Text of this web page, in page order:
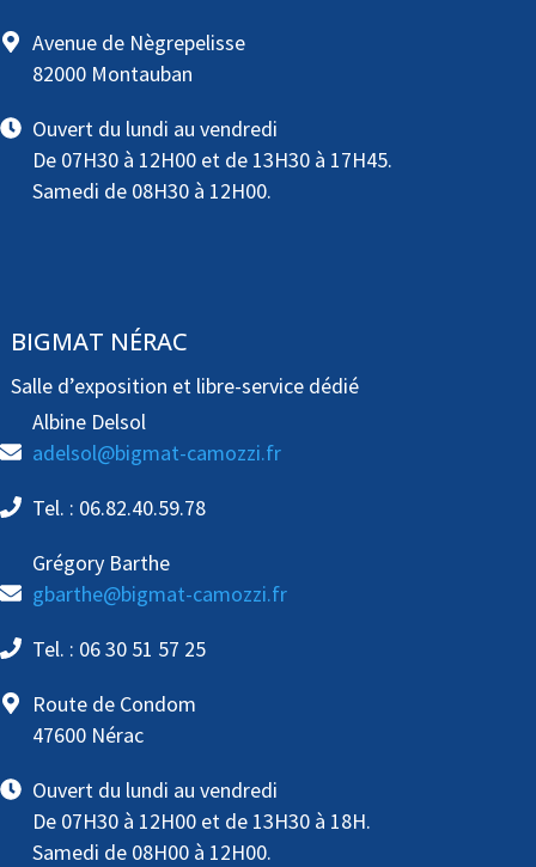
Avenue de Nègrepelisse
82000 Montauban
Ouvert du lundi au vendredi
De 07H30 à 12H00 et de 13H30 à 17H45.
Samedi de 08H30 à 12H00.
BIGMAT NÉRAC
Salle d’exposition et libre-service dédié
Albine Delsol
adelsol@bigmat-camozzi.fr
Tel. : 06.82.40.59.78
Grégory Barthe
gbarthe@bigmat-camozzi.fr
Tel. : 06 30 51 57 25
Route de Condom
47600 Nérac
Ouvert du lundi au vendredi
De 07H30 à 12H00 et de 13H30 à 18H.
Samedi de 08H00 à 12H00.